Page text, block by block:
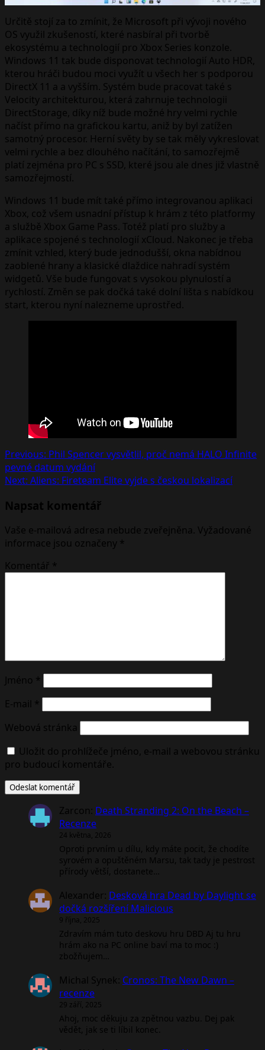
Určitě stojí za to zmínit, že Microsoft při vývoji nového
OS využil zkušeností, které nasbíral při tvorbě
ekosystému a technologií pro Xbox Series konzole.
Windows 11 tak bude disponovat technologií Auto HDR,
kterou hráči budou moci využít u všech her s podporou
DirectX 11 a a vyšším. Systém bude pracovat také s
Velocity architekturou, která zahrnuje technologii
DirectStorage, díky níž bude možné hry velmi rychle
načíst přímo na grafickou kartu, aniž by byl zatížen
samotný procesor. Herní světy by se tak měly vykreslovat
velmi rychle a bez dlouhého načítání, to samozřejmě
platí zejména pro PC s SSD, které jsou ale dnes již vlastně
samozřejmostí.
Windows 11 bude mít také přímo integrovanou aplikaci
Xbox, což všem usnadní přístup k hrám z této platformy
a službě Xbox Game Pass. Totéž platí pro služby a
aplikace spojené s technologií xCloud. Nakonec je třeba
zmínit vzhled, který bude jednodušší, okna nabídnou
zaoblené hrany a klasické dlaždice nahradí systém
widgetů. Vše bude fungovat s vysokou plynulostí a
rychlostí. Změn se pak dočká také dolní lišta s nabídkou
start, kterou nyní nalezneme uprostřed.
Post
navigation
Previous: Phil Spencer vysvětlil, proč nemá HALO Infinite
pevné datum vydání
Next: Aliens: Fireteam Elite vyjde s českou lokalizací
Napsat komentář
Vaše e-mailová adresa nebude zveřejněna. Vyžadované
informace jsou označeny *
Komentář *
Jméno *
E-mail *
Webová stránka
Uložit do prohlížeče jméno, e-mail a webovou stránku
pro budoucí komentáře.
Zarcon: Death Stranding 2: On the Beach –
Recenze
24 května, 2026
Oproti prvním u dílu, kdy máte pocit, že chodíte
syrovém a opuštěném Marsu, tak tady je pestrost
přírody větší, dostanete…
Alexander: Desková hra Dead by Daylight se
dočká rozšíření Malicious
9 října, 2025
Zdravím mám tuto deskovu hru DBD Aj tu hru
hrám ako na PC online baví ma to moc :)
zbožňujem…
Michal Synek: Cronos: The New Dawn –
recenze
29 září, 2025
Ahoj, moc děkuju za zpětnou vazbu. Dej pak
vědět, jak se ti líbil konec.